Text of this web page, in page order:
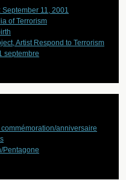
September 11, 2001
of Terrorism
Artist Respond to Terrorism
septembre
anniversaire
Pentagone